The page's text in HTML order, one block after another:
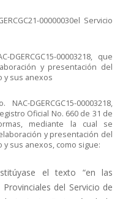
00000030el Servicio
00003218, que
y presentación del
y sus anexos
DGERCGC15-00003218,
Oficial No. 660 de 31 de
mediante la cual se
y presentación del
sus anexos, como sigue:
el texto “en las
del Servicio de